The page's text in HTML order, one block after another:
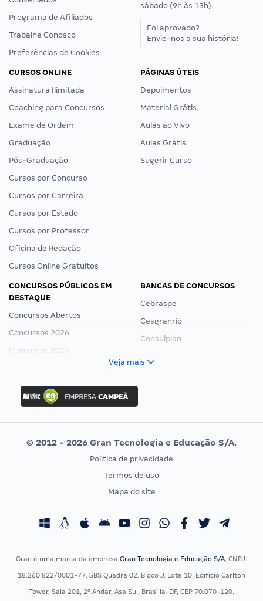
Programa de Afiliados
Trabalhe Conosco
Preferências de Cookies
sábado (9h às 13h).
Foi aprovado?
Envie-nos a sua história!
CURSOS ONLINE
Assinatura Ilimitada
Coaching para Concursos
Exame de Ordem
Graduação
Pós-Graduação
Cursos por Concurso
Cursos por Carreira
Cursos por Estado
Cursos por Professor
Oficina de Redação
Cursos Online Gratuitos
PÁGINAS ÚTEIS
Depoimentos
Material Grátis
Aulas ao Vivo
Aulas Grátis
Sugerir Curso
CONCURSOS PÚBLICOS EM
DESTAQUE
Concursos Abertos
Concursos 2026
Concursos 2025
Concurso Ibama
Concurso MPU
Editais publicados
BANCAS DE CONCURSOS
Cebraspe
Cesgranrio
Consulplan
Vunesp
CONCURSOS POR PROFISSÃO
Concursos Fiscais
EXAME DE ORDEM
Calendário OAB
Veja mais
© 2012 - 2026 Gran Tecnologia e Educação S/A.
Política de privacidade
Termos de uso
Mapa do site
Gran é uma marca da empresa Gran Tecnologia e Educação S/A, CNPJ:
18.260.822/0001-77, SBS Quadra 02, Bloco J, Lote 10, Edifício Carlton
Tower, Sala 201, 2º Andar, Asa Sul, Brasília-DF, CEP 70.070-120.